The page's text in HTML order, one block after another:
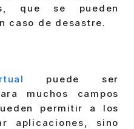
que se pueden
caso de desastre.
puede ser
muchos campos
permitir a los
aplicaciones, sino